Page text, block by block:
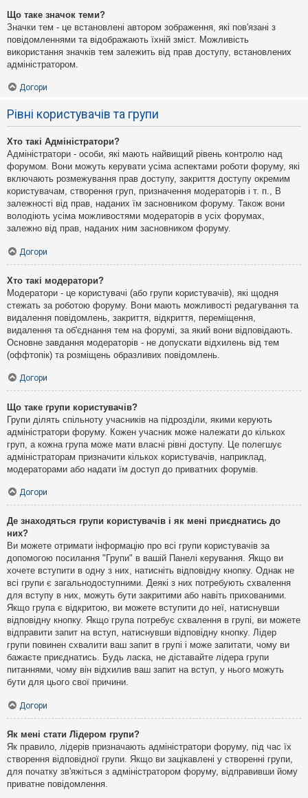
Що таке значок теми?
Значки тем - це встановлені автором зображення, які пов'язані з
повідомленнями та відображають їхній зміст. Можливість
використання значків тем залежить від прав доступу, встановлених
адміністратором.
Догори
Рівні користувачів та групи
Хто такі Адміністратори?
Адміністратори - особи, які мають найвищий рівень контролю над
форумом. Вони можуть керувати усіма аспектами роботи форуму, які
включають розмежування прав доступу, закриття доступу окремим
користувачам, створення груп, призначення модераторів і т. п., В
залежності від прав, наданих їм засновником форуму. Також вони
володіють усіма можливостями модераторів в усіх форумах,
залежно від прав, наданих ним засновником форуму.
Догори
Хто такі модератори?
Модератори - це користувачі (або групи користувачів), які щодня
стежать за роботою форуму. Вони мають можливості редагування та
видалення повідомлень, закриття, відкриття, переміщення,
видалення та об'єднання тем на форумі, за який вони відповідають.
Основне завдання модераторів - не допускати відхилень від тем
(оффтопік) та розміщень образливих повідомлень.
Догори
Що таке групи користувачів?
Групи ділять спільноту учасників на підрозділи, якими керують
адміністратори форуму. Кожен учасник може належати до кількох
груп, а кожна група може мати власні рівні доступу. Це полегшує
адміністраторам призначити кількох користувачів, наприклад,
модераторами або надати їм доступ до приватних форумів.
Догори
Де знаходяться групи користувачів і як мені приєднатись до
них?
Ви можете отримати інформацію про всі групи користувачів за
допомогою посилання "Групи" в вашій Панелі керування. Якщо ви
хочете вступити в одну з них, натисніть відповідну кнопку. Однак не
всі групи є загальнодоступними. Деякі з них потребують схвалення
для вступу в них, можуть бути закритими або навіть прихованими.
Якщо група є відкритою, ви можете вступити до неї, натиснувши
відповідну кнопку. Якщо група потребує схвалення в групі, ви можете
відправити запит на вступ, натиснувши відповідну кнопку. Лідер
групи повинен схвалити ваш запит в групі і може запитати, чому ви
бажаєте приєднатись. Будь ласка, не діставайте лідера групи
питаннями, чому він відхилив ваш запит на вступ, у нього можуть
бути для цього свої причини.
Догори
Як мені стати Лідером групи?
Як правило, лідерів призначають адміністратори форуму, під час їх
створення відповідної групи. Якщо ви зацікавлені у створенні групи,
для початку зв'яжіться з адміністратором форуму, відправивши йому
приватне повідомлення.